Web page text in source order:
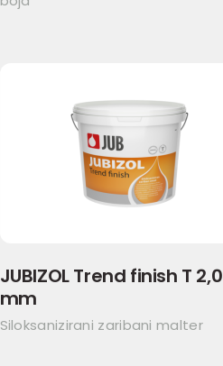
JUBIZOL Trend finish T 2,0
mm
Siloksanizirani zaribani malter